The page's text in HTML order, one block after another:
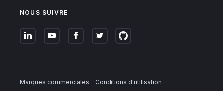
NOUS SUIVRE
Marques commerciales
Conditions d'utilisation